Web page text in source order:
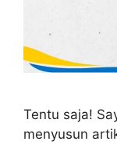
Tentu saja!
menyusun